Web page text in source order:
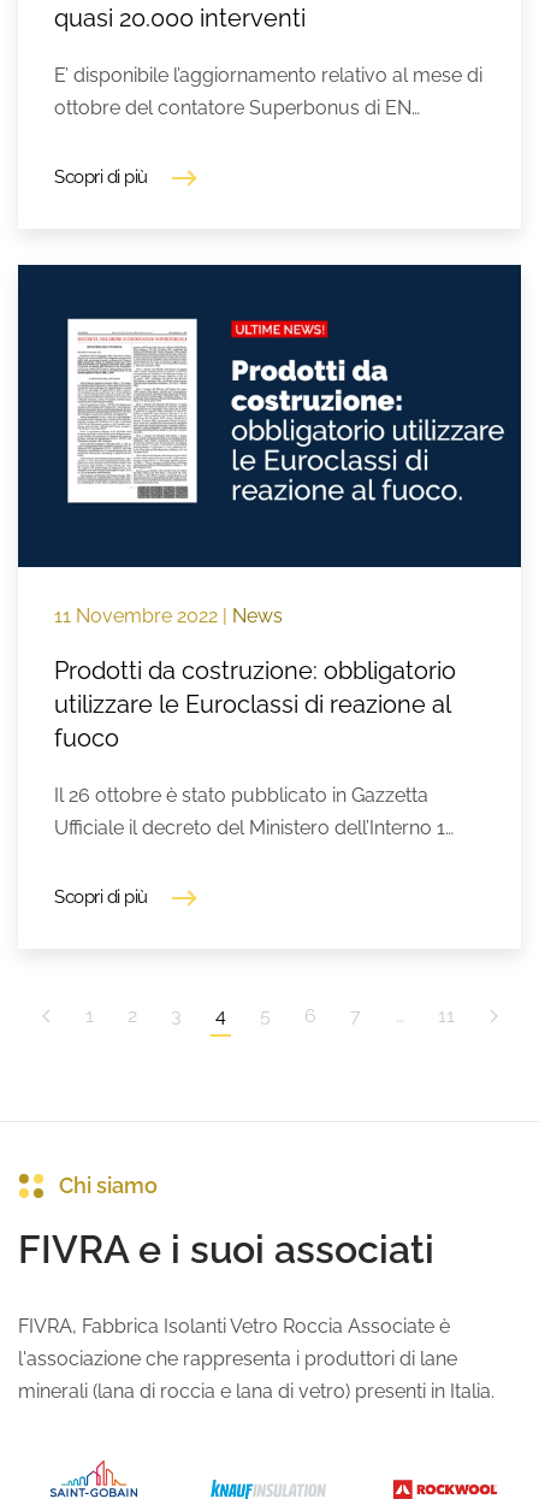
quasi 20.000 interventi
E’ disponibile l’aggiornamento relativo al mese di
ottobre del contatore Superbonus di EN…
Scopri di più
11 Novembre 2022 | News
Prodotti da costruzione: obbligatorio
utilizzare le Euroclassi di reazione al
fuoco
Il 26 ottobre è stato pubblicato in Gazzetta
Ufficiale il decreto del Ministero dell’Interno 1…
Scopri di più
1 2 3 4 5 6 7 … 11
Chi siamo
FIVRA e i suoi associati
FIVRA, Fabbrica Isolanti Vetro Roccia Associate è
l'associazione che rappresenta i produttori di lane
minerali (lana di roccia e lana di vetro) presenti in Italia.